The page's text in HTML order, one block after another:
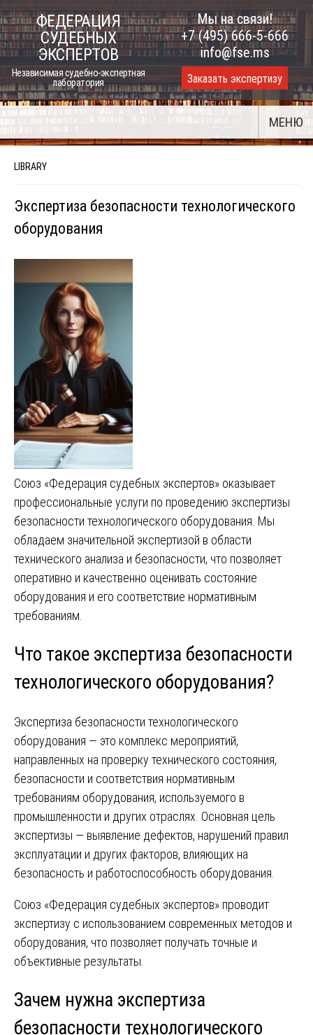
Skip
to
content
ФЕДЕРАЦИЯ
СУДЕБНЫХ
ЭКСПЕРТОВ
Независимая судебно-экспертная
лаборатория
Мы на связи!
+7 (495) 666-5-666
info@fse.ms
Заказать экспертизу
МЕНЮ
LIBRARY
Экспертиза безопасности технологического
оборудования
Союз «Федерация судебных экспертов» оказывает
профессиональные услуги по проведению экспертизы
безопасности технологического оборудования. Мы
обладаем значительной экспертизой в области
технического анализа и безопасности, что позволяет
оперативно и качественно оценивать состояние
оборудования и его соответствие нормативным
требованиям.
Что такое экспертиза безопасности
технологического оборудования?
Экспертиза безопасности технологического
оборудования — это комплекс мероприятий,
направленных на проверку технического состояния,
безопасности и соответствия нормативным
требованиям оборудования, используемого в
промышленности и других отраслях. Основная цель
экспертизы — выявление дефектов, нарушений правил
эксплуатации и других факторов, влияющих на
безопасность и работоспособность оборудования.
Союз «Федерация судебных экспертов» проводит
экспертизу с использованием современных методов и
оборудования, что позволяет получать точные и
объективные результаты.
Зачем нужна экспертиза
безопасности технологического